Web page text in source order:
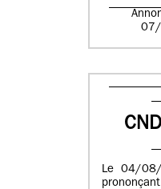
Le 04/08/